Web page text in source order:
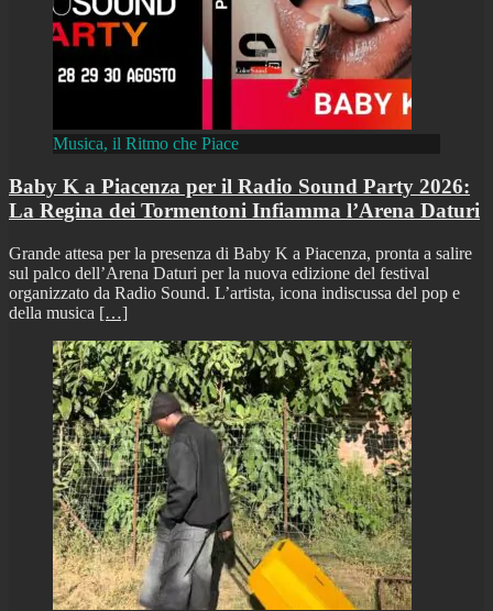
Musica, il Ritmo che Piace
Baby K a Piacenza per il Radio Sound Party 2026:
La Regina dei Tormentoni Infiamma l’Arena Daturi
Grande attesa per la presenza di Baby K a Piacenza, pronta a salire
sul palco dell’Arena Daturi per la nuova edizione del festival
organizzato da Radio Sound. L’artista, icona indiscussa del pop e
della musica […]